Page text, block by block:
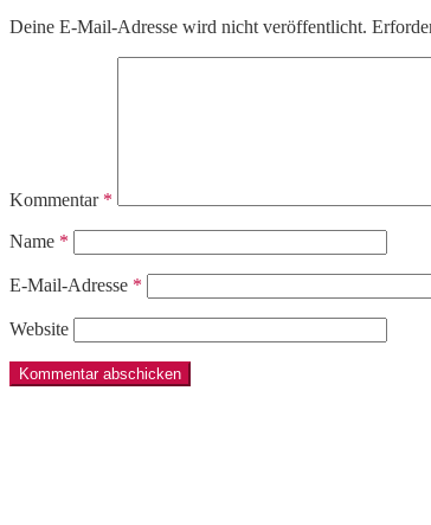
Deine E-Mail-Adresse wird nicht veröffentlicht.
Kommentar *
Name *
E-Mail-Adresse *
Website